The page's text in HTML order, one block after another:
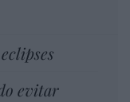
evitar